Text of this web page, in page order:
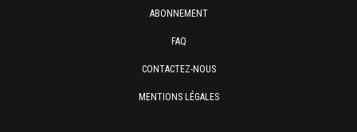
ABONNEMENT
FAQ
CONTACTEZ-NOUS
MENTIONS LÉGALES